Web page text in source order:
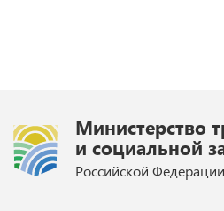
Министерство
и социальной
Российской Федерации